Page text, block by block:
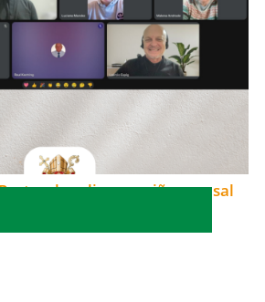
realiza reunião mensal
e comunhão